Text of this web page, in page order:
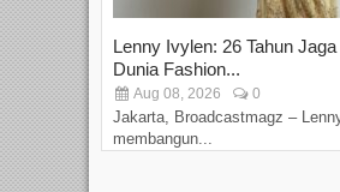
Lenny Ivylen: 26 Tahun
Dunia Fashion...
Aug 08, 2026 0
Jakarta, Broadcastmagz –
membangun...